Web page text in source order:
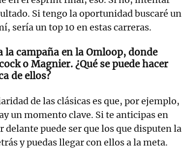
Si tengo la oportunidad buscaré un
sería un top 10 en estas carreras.
la campaña en la Omloop, donde
o Magnier. ¿Qué se puede hacer
de ellos?
de las clásicas es que, por ejemplo,
un momento clave. Si te anticipas en
delante puede ser que los que disputen la
y puedas llegar con ellos a la meta.